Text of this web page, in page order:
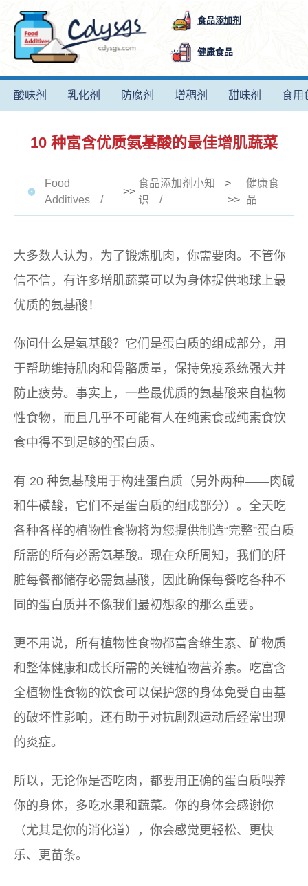
食品添加剂
健康食品
酸味剂 乳化剂 防腐剂 增稠剂 甜味剂 食用
10 种富含优质氨基酸的最佳增肌蔬菜
Food
Additives
>>
食品添加剂小知
识
>
>>
健康食
品
大多数人认为，为了锻炼肌肉，你需要肉。不管你
信不信，有许多增肌蔬菜可以为身体提供地球上最
优质的氨基酸！
你问什么是氨基酸？它们是蛋白质的组成部分，用
于帮助维持肌肉和骨骼质量，保持免疫系统强大并
防止疲劳。事实上，一些最优质的氨基酸来自植物
性食物，而且几乎不可能有人在纯素食或纯素食饮
食中得不到足够的蛋白质。
有 20 种氨基酸用于构建蛋白质（另外两种——肉碱
和牛磺酸，它们不是蛋白质的组成部分）。全天吃
各种各样的植物性食物将为您提供制造“完整”蛋白质
所需的所有必需氨基酸。现在众所周知，我们的肝
脏每餐都储存必需氨基酸，因此确保每餐吃各种不
同的蛋白质并不像我们最初想象的那么重要。
更不用说，所有植物性食物都富含维生素、矿物质
和整体健康和成长所需的关键植物营养素。吃富含
全植物性食物的饮食可以保护您的身体免受自由基
的破坏性影响，还有助于对抗剧烈运动后经常出现
的炎症。
所以，无论你是否吃肉，都要用正确的蛋白质喂养
你的身体，多吃水果和蔬菜。你的身体会感谢你
（尤其是你的消化道），你会感觉更轻松、更快
乐、更苗条。